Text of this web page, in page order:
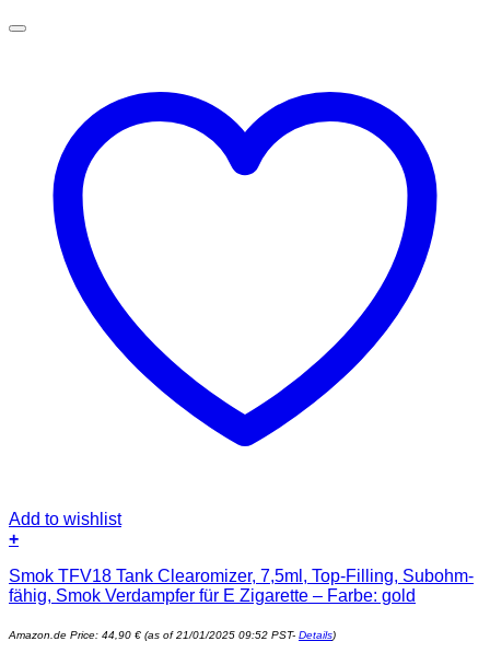
Add to wishlist
+
Smok TFV18 Tank Clearomizer, 7,5ml, Top-Filling, Subohm-
fähig, Smok Verdampfer für E Zigarette – Farbe: gold
Amazon.de Price: 44,90 € (as of 21/01/2025 09:52 PST- Details)